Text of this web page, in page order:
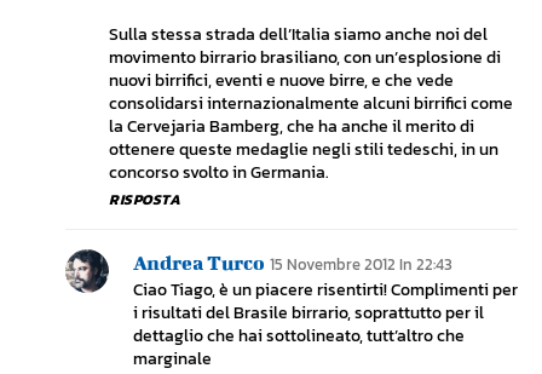
Sulla stessa strada dell’Italia siamo anche noi del
movimento birrario brasiliano, con un’esplosione di
nuovi birrifici, eventi e nuove birre, e che vede
consolidarsi internazionalmente alcuni birrifici come
la Cervejaria Bamberg, che ha anche il merito di
ottenere queste medaglie negli stili tedeschi, in un
concorso svolto in Germania.
RISPOSTA
Andrea Turco 15 Novembre 2012 In 22:43
Ciao Tiago, è un piacere risentirti! Complimenti per
i risultati del Brasile birrario, soprattutto per il
dettaglio che hai sottolineato, tutt’altro che
marginale